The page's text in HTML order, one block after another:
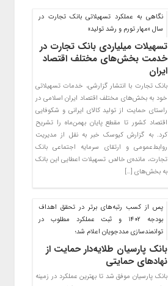
نگاهی به عملکرد تسهیلاتی بانک تجارت در
سال «مهار تورم و رشد تولید»
تسهیلات میلیاردی بانک تجارت در
خدمت بخش‌های مختلف اقتصاد
ایران
بانک تجارت با انتشار گزارشی، خدمات تسهیلاتی
خود به بخش‌های مختلف اقتصاد ایران اسلامی در
راستای حمایت از تولید کالای ایرانی و شکوفایی
اقتصاد کشور تا مقطع پایان بهمن‌ماه را تشریح
کرد. به گزارش کیوسک خبر به نقل از مدیریت
روابط‌عمومی و ارتقای سرمایه اجتماعی بانک
تجارت، مانده‌ی خالص تسهیلات اعطایی این بانک
به بخش‌های […]
پس از کسب رتبه‌های برتر در تحقق اهداف
بودجه ۱۴۰۲ و ثبت عملکرد مطلوب در
توانمندسازی مددجویان اعلام شد؛
بانک پارسیان طلایه‌دار حمایت از
نهادهای حمایتی
بانک پارسیان موفق شد تا بهترین عملکرد در زمینه